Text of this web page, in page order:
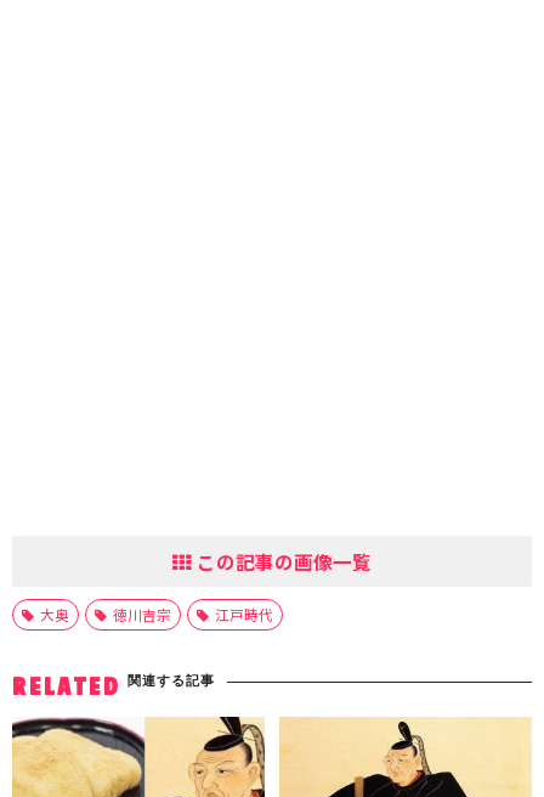
この記事の画像一覧
大奥 徳川吉宗 江戸時代
RELATED 関連する記事